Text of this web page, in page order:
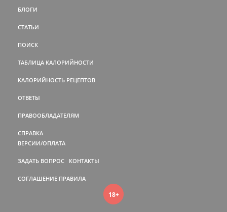
БЛОГИ
СТАТЬИ
ПОИСК
ТАБЛИЦА КАЛОРИЙНОСТИ
КАЛОРИЙНОСТЬ РЕЦЕПТОВ
ОТВЕТЫ
ПРАВООБЛАДАТЕЛЯМ
СПРАВКА
ВЕРСИИ/ОПЛАТА
ЗАДАТЬ ВОПРОС КОНТАКТЫ
СОГЛАШЕНИЕ ПРАВИЛА
18+